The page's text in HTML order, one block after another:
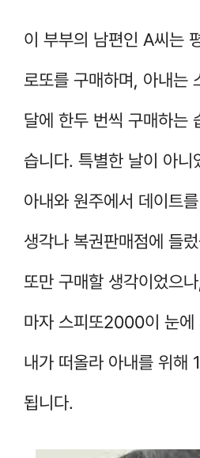
이 부부의 남편인 A씨는
로또를 구매하며, 아내는
달에 한두 번씩 구매하는
습니다. 특별한 날이 아
아내와 원주에서 데이트
생각나 복권판매점에 들
또만 구매할 생각이었으
마자 스피또2000이 눈에
내가 떠올라 아내를 위해
됩니다.